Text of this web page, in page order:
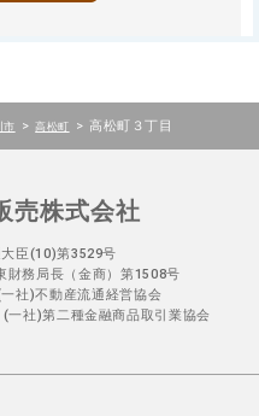
市 > 高松町 > 高松町３丁目
売株式会社
大臣(10)第3529号
財務局長（金商）第1508号
社)不動産流通経営協会
社)第二種金融商品取引業協会